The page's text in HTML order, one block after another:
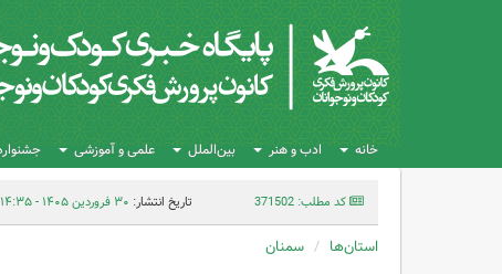
خانه ادب و هنر بین‌الملل علمی و آموزشی
کد مطلب: 371502 تاریخ انتشار: ۳۰ فروردین ۱۴۰۵ - ۱۴:۳۵
استان‌ها سمنان